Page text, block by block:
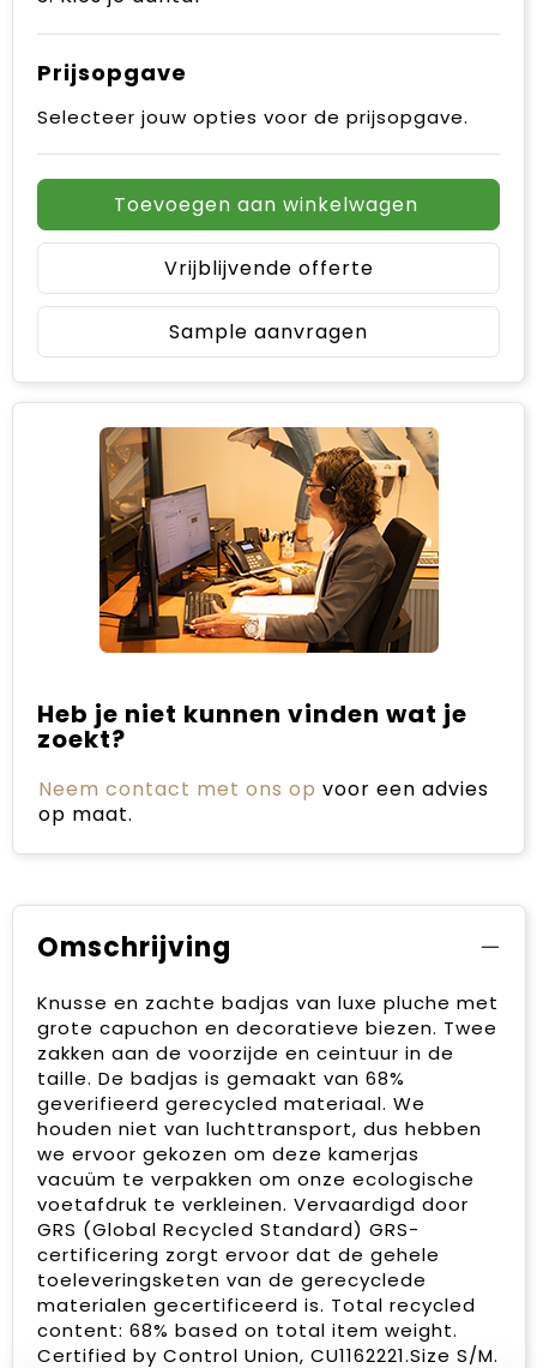
Prijsopgave
Selecteer jouw opties voor de prijsopgave.
Toevoegen aan winkelwagen
Vrijblijvende offerte
Sample aanvragen
Heb je niet kunnen vinden wat je
zoekt?
Neem contact met ons op voor een advies
op maat.
Omschrijving
Knusse en zachte badjas van luxe pluche met
grote capuchon en decoratieve biezen. Twee
zakken aan de voorzijde en ceintuur in de
taille. De badjas is gemaakt van 68%
geverifieerd gerecycled materiaal. We
houden niet van luchttransport, dus hebben
we ervoor gekozen om deze kamerjas
vacuüm te verpakken om onze ecologische
voetafdruk te verkleinen. Vervaardigd door
GRS (Global Recycled Standard) GRS-
certificering zorgt ervoor dat de gehele
toeleveringsketen van de gerecyclede
materialen gecertificeerd is. Total recycled
content: 68% based on total item weight.
Certified by Control Union, CU1162221.Size S/M.